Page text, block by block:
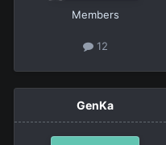
Members
12
GenKa